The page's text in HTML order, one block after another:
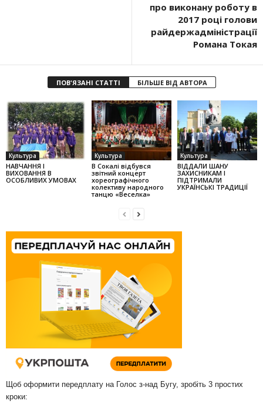
про виконану роботу в
2017 році голови
райдержадміністрації
Романа Токая
ПОВ'ЯЗАНІ СТАТТІ БІЛЬШЕ ВІД АВТОРА
Культура
НАВЧАННЯ І
ВИХОВАННЯ В
ОСОБЛИВИХ УМОВАХ
Культура
В Сокалі відбувся
звітний концерт
хореографічного
колек­тиву народного
танцю «Веселка»
Культура
ВІДДАЛИ ШАНУ
ЗАХИСНИКАМ І
ПІДТРИМАЛИ
УКРАЇНСЬКІ ТРАДИЦІЇ
Щоб оформити передплату на Голос з-над Бугу, зробіть 3 простих
кроки: